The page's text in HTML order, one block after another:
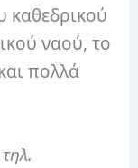
καθεδρικού
ναού, το
πολλά